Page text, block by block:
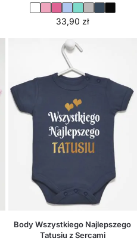
33,90 zł
Body Wszystkiego Najlepszego
Tatusiu z Sercami